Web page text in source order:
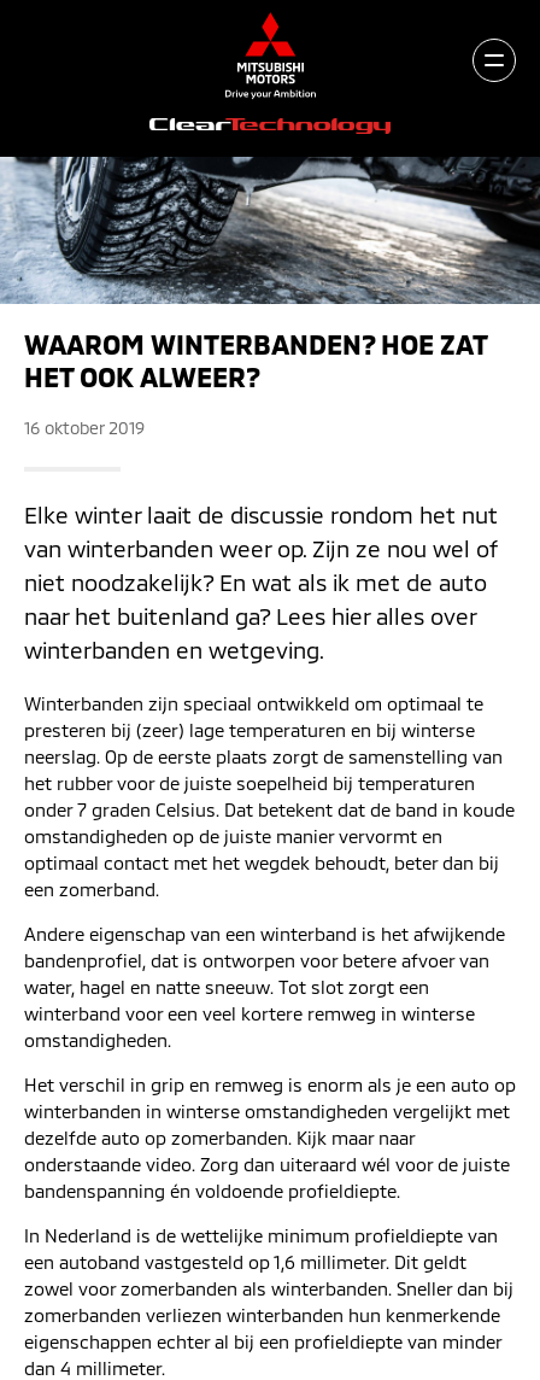
WAAROM WINTERBANDEN? HOE ZAT
HET OOK ALWEER?
16 oktober 2019
Elke winter laait de discussie rondom het nut
van winterbanden weer op. Zijn ze nou wel of
niet noodzakelijk? En wat als ik met de auto
naar het buitenland ga? Lees hier alles over
winterbanden en wetgeving.
Winterbanden zijn speciaal ontwikkeld om optimaal te
presteren bij (zeer) lage temperaturen en bij winterse
neerslag. Op de eerste plaats zorgt de samenstelling van
het rubber voor de juiste soepelheid bij temperaturen
onder 7 graden Celsius. Dat betekent dat de band in koude
omstandigheden op de juiste manier vervormt en
optimaal contact met het wegdek behoudt, beter dan bij
een zomerband.
Andere eigenschap van een winterband is het afwijkende
bandenprofiel, dat is ontworpen voor betere afvoer van
water, hagel en natte sneeuw. Tot slot zorgt een
winterband voor een veel kortere remweg in winterse
omstandigheden.
Het verschil in grip en remweg is enorm als je een auto op
winterbanden in winterse omstandigheden vergelijkt met
dezelfde auto op zomerbanden. Kijk maar naar
onderstaande video. Zorg dan uiteraard wél voor de juiste
bandenspanning én voldoende profieldiepte.
In Nederland is de wettelijke minimum profieldiepte van
een autoband vastgesteld op 1,6 millimeter. Dit geldt
zowel voor zomerbanden als winterbanden. Sneller dan bij
zomerbanden verliezen winterbanden hun kenmerkende
eigenschappen echter al bij een profieldiepte van minder
dan 4 millimeter.